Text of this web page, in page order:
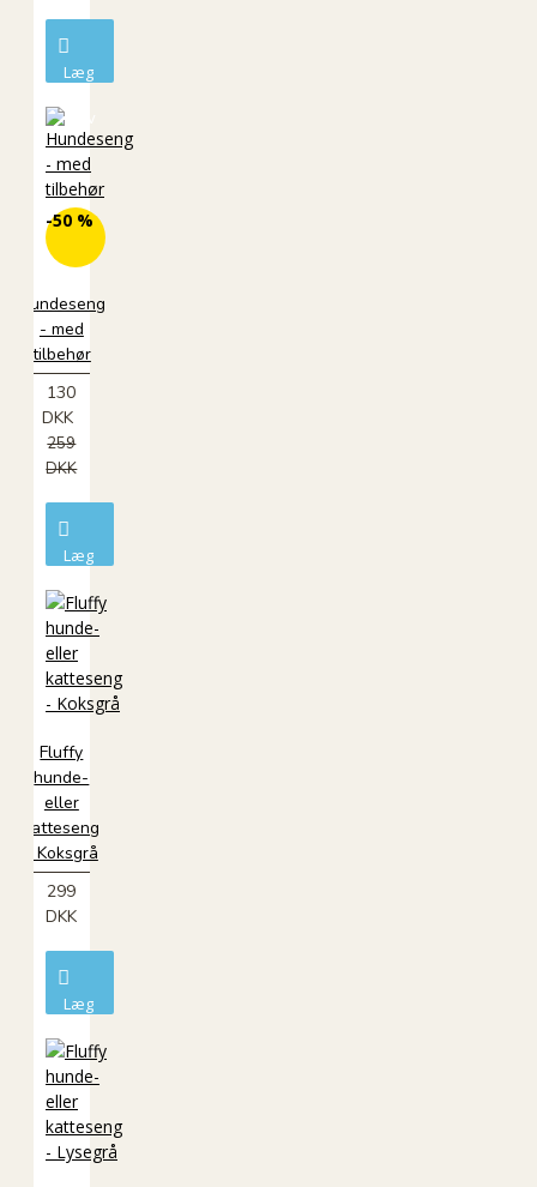
Læg
kurv
-50 %
Hundeseng
- med
tilbehør
130
DKK
259
DKK
Læg
kurv
Fluffy
hunde-
eller
katteseng
- Koksgrå
299
DKK
Læg
kurv